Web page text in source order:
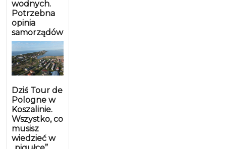
wodnych.
Potrzebna
opinia
samorządów
Dziś Tour de
Pologne w
Koszalinie.
Wszystko, co
musisz
wiedzieć w